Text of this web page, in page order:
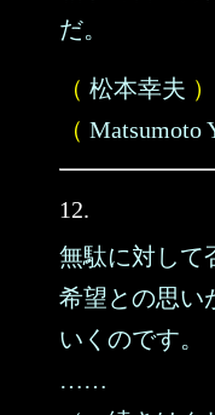
だ。
（ 松本幸夫 ）
（ Matsumoto
12.
無駄に対して
希望との思い
いくのです。
……